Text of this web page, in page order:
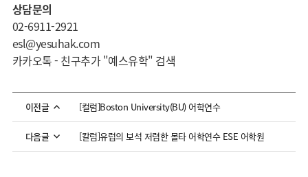
상담문의
02-6911-2921
esl@yesuhak.com
카카오톡 - 친구추가 "예스유학" 검색
이전글 [컬럼]Boston University(BU) 어학연수
다음글 [칼럼]유럽의 보석 저렴한 몰타 어학연수 ESE 어학원